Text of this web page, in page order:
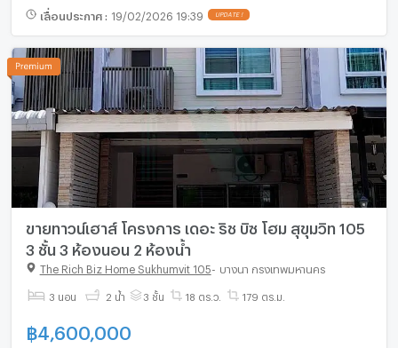
เลื่อนประกาศ : 19/02/2026 19:39 UPDATE !
ขายทาวน์เฮาส์ โครงการ เดอะ ริช บิซ โฮม สุขุมวิท 105
3 ชั้น 3 ห้องนอน 2 ห้องน้ำ
The Rich Biz Home Sukhumvit 105 บางนา กรุงเทพมหานคร
3 นอน 2 น้ำ 3 ชั้น 18 ตร.ว. 179 ตร.ม.
฿ 4,600,000